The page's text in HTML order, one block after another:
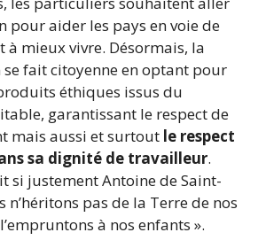
pour aider les pays en voie de
à mieux vivre. Désormais, la
fait citoyenne en optant pour
éthiques issus du
garantissant le respect de
mais aussi et surtout le respect
sa dignité de travailleur.
si justement Antoine de Saint-
n’héritons pas de la Terre de nos
à nos enfants ».